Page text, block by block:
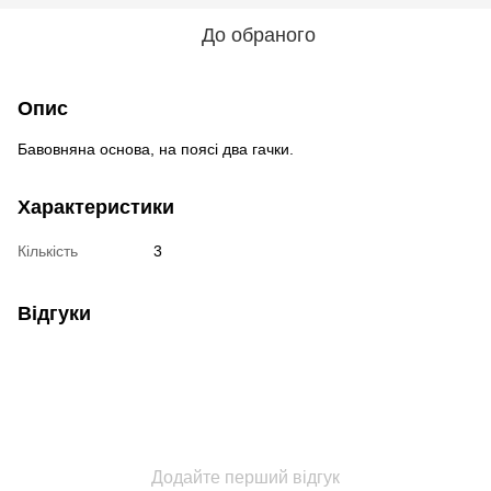
До обраного
Опис
Бавовняна основа, на поясі два гачки.
Характеристики
Кількість 3
Відгуки
Додайте перший відгук